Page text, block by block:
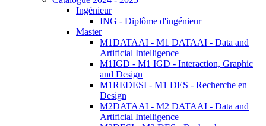
Ingénieur
ING - Diplôme d'ingénieur
Master
M1DATAAI - M1 DATAAI - Data and
Artificial Intelligence
M1IGD - M1 IGD - Interaction, Graphic
and Design
M1REDESI - M1 DES - Recherche en
Design
M2DATAAI - M2 DATAAI - Data and
Artificial Intelligence